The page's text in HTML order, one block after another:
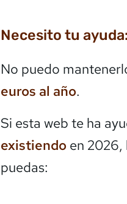
Necesito tu ayuda:
No puedo
euros al año.
Si esta web te ha
existiendo en 2026,
puedas: